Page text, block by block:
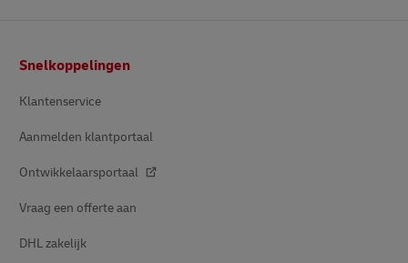
Snelkoppelingen
Klantenservice
Aanmelden klantportaal
Ontwikkelaarsportaal
Vraag een offerte aan
DHL zakelijk